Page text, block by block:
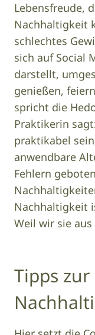
Lebensfreude,
Nachhaltigkeit
schlechtes
sich auf Social
darstellt,
genießen,
spricht die
Praktikerin
praktikabel
anwendbare
Fehlern
Nachhaltigkeit
Weil wir sie
Tipps